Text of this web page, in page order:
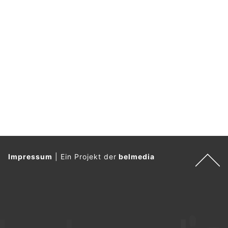
Impressum Ein Projekt derbelmedia